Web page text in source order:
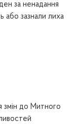
за ненадання
або зазнали лиха
змін до Митного